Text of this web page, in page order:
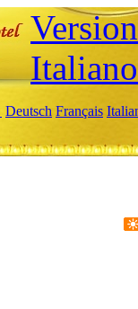
Italiano
Deutsch Français